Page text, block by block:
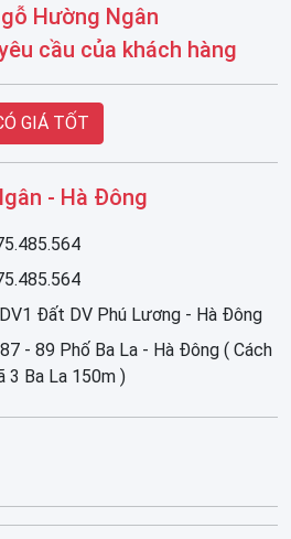
Hường Ngân
cầu của khách hàng
GIÁ TỐT
- Hà Đông
Đất DV Phú Lương - Hà Đông
- 89 Phố Ba La - Hà Đông ( Cách
3 Ba La 150m )